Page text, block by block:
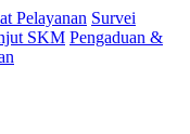
Pelayanan Survei
SKM Pengaduan &